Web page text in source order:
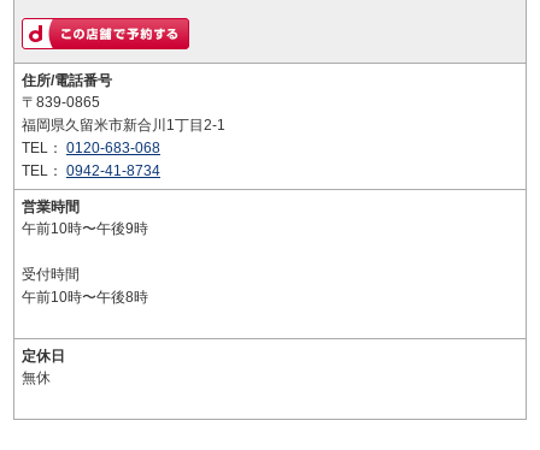
住所/電話番号
〒839-0865
福岡県久留米市新合川1丁目2-1
TEL： 0120-683-068
TEL： 0942-41-8734
営業時間
午前10時〜午後9時
受付時間
午前10時〜午後8時
定休日
無休